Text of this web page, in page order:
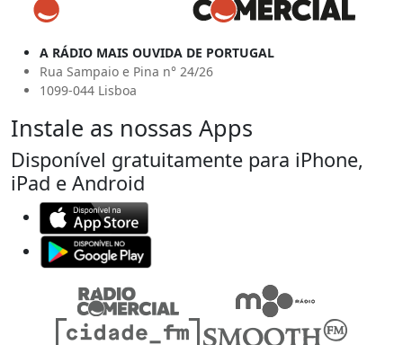
A RÁDIO MAIS OUVIDA DE PORTUGAL
Rua Sampaio e Pina n° 24/26
1099-044 Lisboa
Instale as nossas Apps
Disponível gratuitamente para iPhone,
iPad e Android